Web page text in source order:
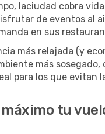
laciudad cobra
de eventos al
en sus
más relajada (y
más
para los que evitan
tu